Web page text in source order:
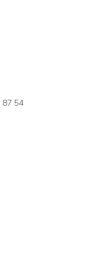
87 54